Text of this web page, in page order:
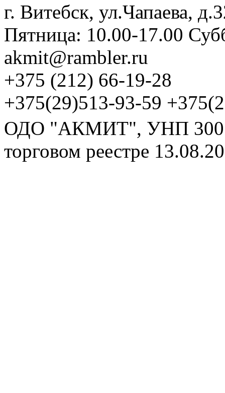
г. Витебск, ул.Чапаева,
Пятница: 10.00-17.00
akmit@rambler.ru
+375 (212) 66-19-28
+375(29)513-93-59
ОДО "АКМИТ", УНП
торговом реестре